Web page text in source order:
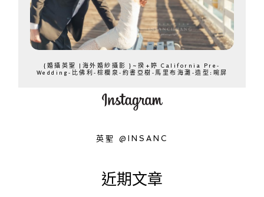
{婚攝英聖 |海外婚紗攝影 }~揆+婷 California Pre-
Wedding-比佛利-棕櫚泉-約書亞樹-馬里布海灘-造型:晼屏
英聖 @INSANC
近期文章